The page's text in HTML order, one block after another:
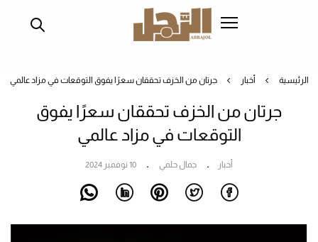
الرئيسية أخبار جرتان من الخزف تحققان سعرًا يفوق التوقعات في مزاد عالمي
جرتان من الخزف تحققان سعرًا يفوق
التوقعات في مزاد عالمي
أخبار جمال حلمي 10 نوفمبر 2024